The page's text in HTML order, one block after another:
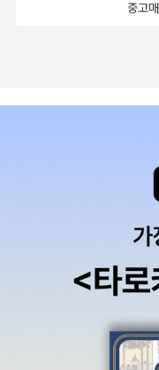
중고